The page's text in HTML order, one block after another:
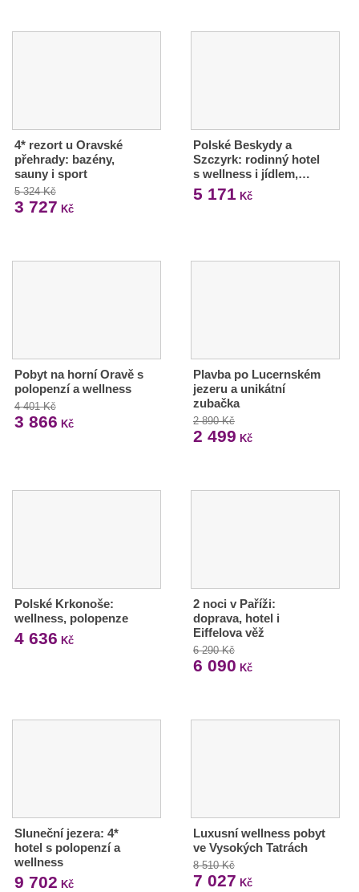
4* rezort u Oravské
přehrady: bazény,
sauny i sport
5 324 Kč
3 727 Kč
Polské Beskydy a
Szczyrk: rodinný hotel
s wellness i jídlem,…
5 171 Kč
Pobyt na horní Oravě s
polopenzí a wellness
4 401 Kč
3 866 Kč
Plavba po Lucernském
jezeru a unikátní
zubačka
2 890 Kč
2 499 Kč
Polské Krkonoše:
wellness, polopenze
4 636 Kč
2 noci v Paříži:
doprava, hotel i
Eiffelova věž
6 290 Kč
6 090 Kč
Sluneční jezera: 4*
hotel s polopenzí a
wellness
9 702 Kč
Luxusní wellness pobyt
ve Vysokých Tatrách
8 510 Kč
7 027 Kč